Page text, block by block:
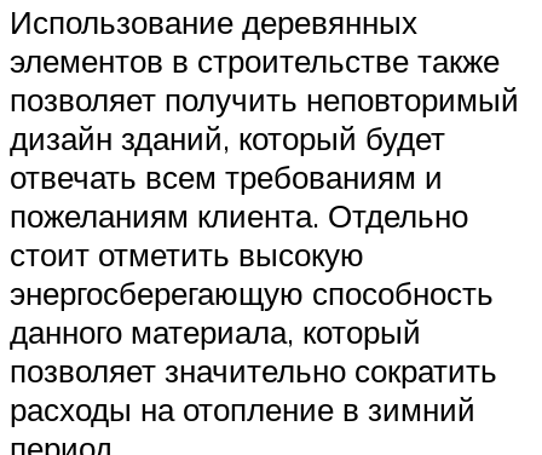
Использование деревянных
элементов в строительстве также
позволяет получить неповторимый
дизайн зданий, который будет
отвечать всем требованиям и
пожеланиям клиента. Отдельно
стоит отметить высокую
энергосберегающую способность
данного материала, который
позволяет значительно сократить
расходы на отопление в зимний